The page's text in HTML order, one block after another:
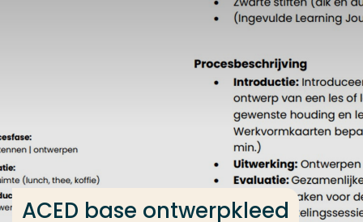
ACED base ontwerpkleed